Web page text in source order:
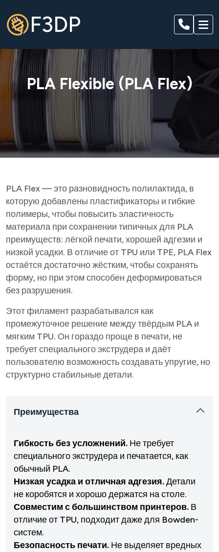
F3DP
PLA Flexible (PLA Flex)
PLA Flex — это разновидность полилактида, в
которую добавлены пластификаторы и гибкие
полимеры, чтобы повысить эластичность
материала при сохранении типичных для PLA
преимуществ: лёгкой печати, хорошей адгезии и
низкой усадки. В отличие от TPU или TPE, PLA Flex
остаётся достаточно жёстким, чтобы сохранять
форму, но при этом способен деформироваться
без разрушения.
Этот филамент разрабатывался как
промежуточное решение между твёрдым PLA и
мягким TPU. Он гораздо проще в печати, не
требует специального экструдера и даёт
пользователю возможность создавать упругие, но
структурно стабильные детали.
Преимущества
Гибкость без усложнений. Не требует
специального экструдера и печатается, как
обычный PLA.
Низкая усадка и отличная адгезия.Детали
не коробятся и хорошо держатся на столе.
Совместим с большинством принтеров. В
отличие от TPU, подходит даже для Bowden-
систем.
Безопасность печати. Не выделяет вредных